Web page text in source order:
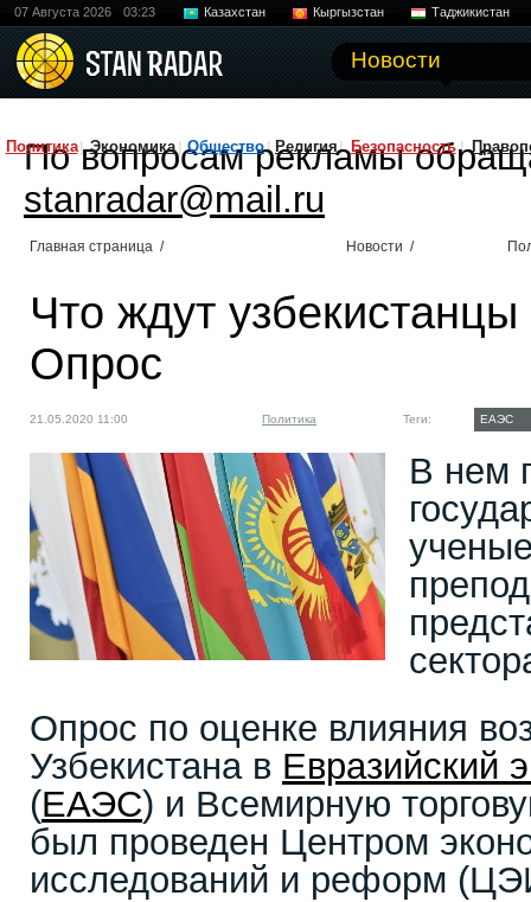
07 Августа 2026 03:23 Казахстан Кыргызстан Таджикистан
Новости
Политика Экономика Общество Религия Безопасность
По вопросам рекламы
stanradar@mail.ru
Главная страница / Новости /
Что ждут
Опрос
21.05.2020 11:00 Политика Теги: ЕАЭС
В нем
Опрос по оценке влияния
Узбекистана в Евразийский
(ЕАЭС) и Всемирную
был проведен Центром
исследований и реформ